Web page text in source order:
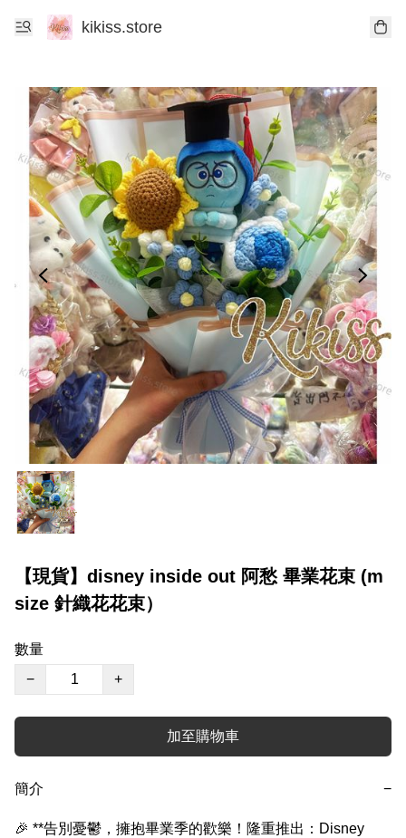
kikiss.store
【現貨】disney inside out 阿愁 畢業花束 (m
size 針織花花束）
數量
−
+
加至購物車
簡介 −
🎉 **告別憂鬱，擁抱畢業季的歡樂！隆重推出：Disney